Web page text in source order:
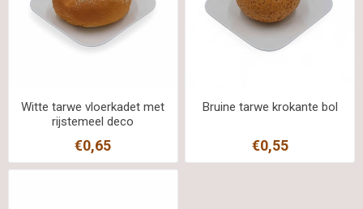
Witte tarwe vloerkadet met
rijstemeel deco
€0,65
Bruine tarwe krokante bol
€0,55